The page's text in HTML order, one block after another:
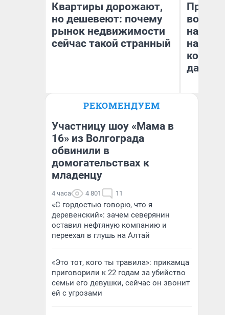
Квартиры дорожают,
но дешевеют: почему
рынок недвижимости
сейчас такой странный
Екатерина Торопова
недвижимости
нам
даже
РЕКОМЕНДУЕМ
Участницу шоу «Мама в
16» из Волгограда
обвинили в
домогательствах к
младенцу
4 часа 4 801 11
«С гордостью говорю, что я
деревенский»: зачем северянин
оставил нефтяную компанию и
переехал в глушь на Алтай
«Это тот, кого ты травила»: прикамца
приговорили к 22 годам за убийство
семьи его девушки, сейчас он звонит
ей с угрозами